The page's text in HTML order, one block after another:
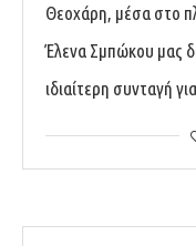
Θεοχάρη, μέσα στο
Έλενα Σμπώκου μας
ιδιαίτερη συνταγή